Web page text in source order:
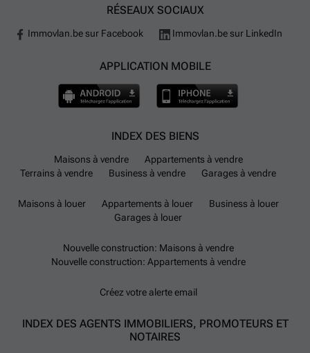
RÉSEAUX SOCIAUX
Immovlan.be sur Facebook Immovlan.be sur LinkedIn
APPLICATION MOBILE
INDEX DES BIENS
Maisons à vendre
Appartements à vendre
Terrains à vendre
Business à vendre Garages à vendre
Maisons à louer Appartements à louer
Business à louer
Garages à louer
Nouvelle construction: Maisons à vendre
Nouvelle construction: Appartements à vendre
Créez votre alerte email
INDEX DES AGENTS IMMOBILIERS, PROMOTEURS ET
NOTAIRES